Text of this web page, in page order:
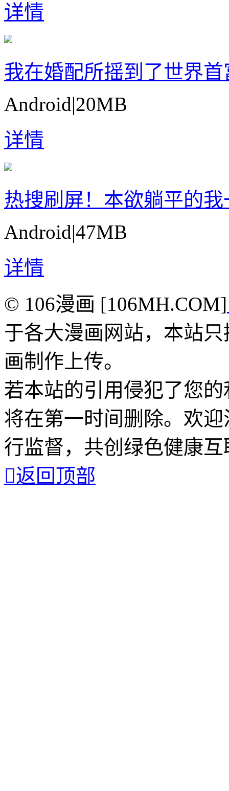
详情
我在婚配所摇到了世界首
Android|20MB
详情
热搜刷屏！本欲躺平的
Android|47MB
详情
© 106漫画 [106MH.COM]
于各大漫画网站，本站
画制作上传。
若本站的引用侵犯了您
将在第一时间删除。欢
行监督，共创绿色健康互
返回顶部